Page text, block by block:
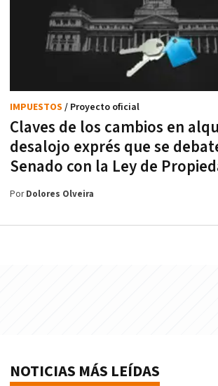
Claves de los cambios en
desalojo exprés que se
Senado con la Ley de
IMPUESTOS / Proyecto oficial
PorDolores Olveira
NOTICIAS MÁS LEÍDAS